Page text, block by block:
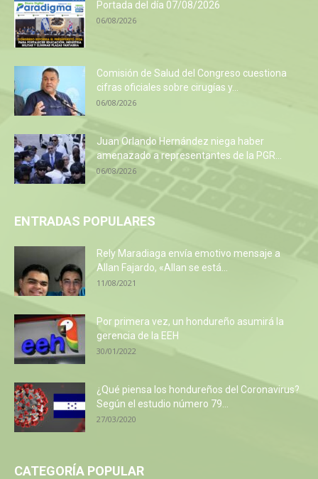
Portada del día 07/08/2026
06/08/2026
Comisión de Salud del Congreso cuestiona
cifras oficiales sobre cirugías y...
06/08/2026
Juan Orlando Hernández niega haber
amenazado a representantes de la PGR...
06/08/2026
ENTRADAS POPULARES
Rely Maradiaga envía emotivo mensaje a
Allan Fajardo, «Allan se está...
11/08/2021
Por primera vez, un hondureño asumirá la
gerencia de la EEH
30/01/2022
¿Qué piensa los hondureños del Coronavirus?
Según el estudio número 79...
27/03/2020
CATEGORÍA POPULAR